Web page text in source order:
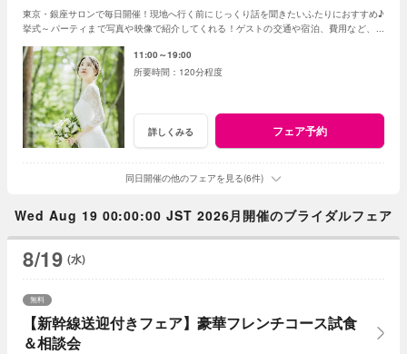
東京・銀座サロンで毎日開催！現地へ行く前にじっくり話を聞きたいふたりにおすすめ♪
挙式～パーティまで写真や映像で紹介してくれる！ゲストの交通や宿泊、費用など、気
11:00～19:00
120分程度
詳しくみる フェア予約
同日開催の他のフェアを見る(6件)
Wed Aug 19 00:00:00 JST 2026月開催のブライダルフェア
8/19 (水)
【新幹線送迎付きフェア】豪華フレンチコース試食
＆相談会
無料